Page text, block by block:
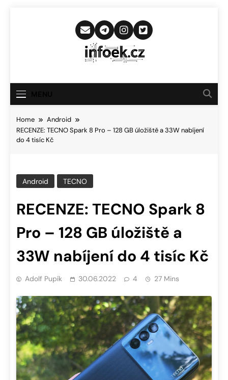
Infoek.cz
Novinkám
Home
Android
RECENZE: TECNO Spark 8 Pro – 128 GB úložiště a 33W nabíjení
do 4 tisíc Kč
Android TECNO
RECENZE: TECNO Spark 8
Pro – 128 GB úložiště a
33W nabíjení do 4 tisíc Kč
Adolf Pupík 30.06.2022 4 27 Mins